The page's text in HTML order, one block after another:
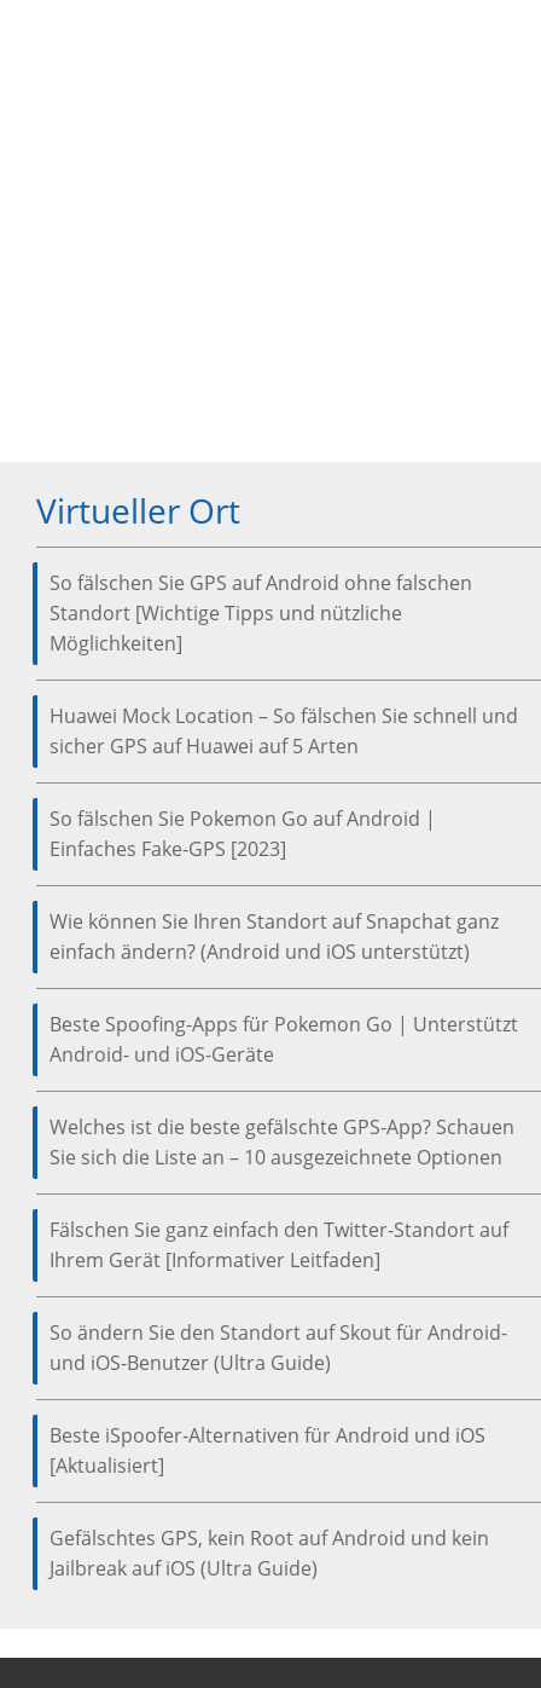
Virtueller Ort
So fälschen Sie GPS auf Android ohne falschen
Standort [Wichtige Tipps und nützliche
Möglichkeiten]
Huawei Mock Location – So fälschen Sie schnell und
sicher GPS auf Huawei auf 5 Arten
So fälschen Sie Pokemon Go auf Android |
Einfaches Fake-GPS [2023]
Wie können Sie Ihren Standort auf Snapchat ganz
einfach ändern? (Android und iOS unterstützt)
Beste Spoofing-Apps für Pokemon Go | Unterstützt
Android- und iOS-Geräte
Welches ist die beste gefälschte GPS-App? Schauen
Sie sich die Liste an – 10 ausgezeichnete Optionen
Fälschen Sie ganz einfach den Twitter-Standort auf
Ihrem Gerät [Informativer Leitfaden]
So ändern Sie den Standort auf Skout für Android-
und iOS-Benutzer (Ultra Guide)
Beste iSpoofer-Alternativen für Android und iOS
[Aktualisiert]
Gefälschtes GPS, kein Root auf Android und kein
Jailbreak auf iOS (Ultra Guide)